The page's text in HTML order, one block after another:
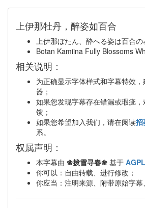
上伊那牡丹，醉姿如百合
上伊那ぼたん、酔へる姿は百合の
Botan Kamiina Fully Blossoms
相关说明：
为正确显示字体样式和字幕特效，
器；
如果您发现字幕存在错漏或瑕疵，
馈；
如果您希望加入我们，请在阅读招
系。
权属声明：
本字幕由 ❀拨雪寻春❀ 基于
你可以：自由转载、进行修改；
你应当：注明来源、附带原始字幕